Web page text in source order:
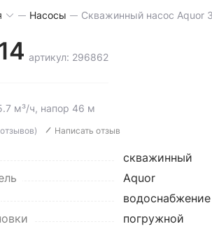
Насосы
артикул: 296862
м³/ч, напор 46 м
Написать отзыв
скважинный
Aquor
водоснабжение
погружной